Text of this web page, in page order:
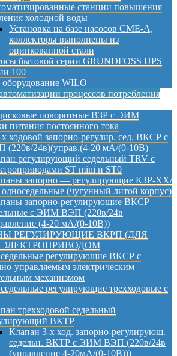
станции повышения
холодной воды
Установка на базе насосов CME-A,
коллекторы выполнены из
оцинкованной стали
бытовой серии GRUNDFOSS UPS
100
оборудование WILO
процессов потребления
поворотные ВЗР с ЭИМ
питания постоянного тока
ходовой запорно-регулир. сед. ВКСР с
24в)(управ.(4-20 мА/(0-10В)
регулирующий седельный TRV с
ST mini и ST0
запорно — регулирующие КЗР-ХХ/
(чугунный литой корпус)
запорно-регулирующие ВКСР
с ЭИМ ВЭП (220в/24в
(4-20 мА/(0-10В))
РЕГУЛИРУЮЩИЕ ВКРП (ДЛЯ
ЭЛЕКТРОПРИВОДОМ
регулирующие ВКСР с
управляемым электрическим
механизмом
регулирующие трехходовые с
трехходовой седельный
ВКТР
Клапан 3-х ход. запорно-регулирующ.
седельн. ВКТР с ЭИМ ВЭП (220в/24в
(управление 4-20мА/(0-10В)))